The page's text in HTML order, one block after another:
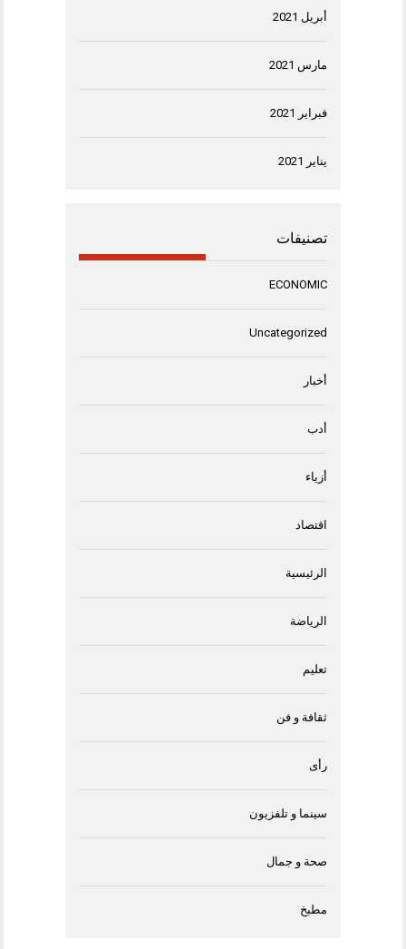
أبريل 2021
مارس 2021
فبراير 2021
يناير 2021
تصنيفات
ECONOMIC
Uncategorized
أخبار
أدب
أزياء
اقتصاد
الرئيسية
الرياضة
تعليم
ثقافة و فن
رأى
سينما و تلفزيون
صحة و جمال
مطبخ